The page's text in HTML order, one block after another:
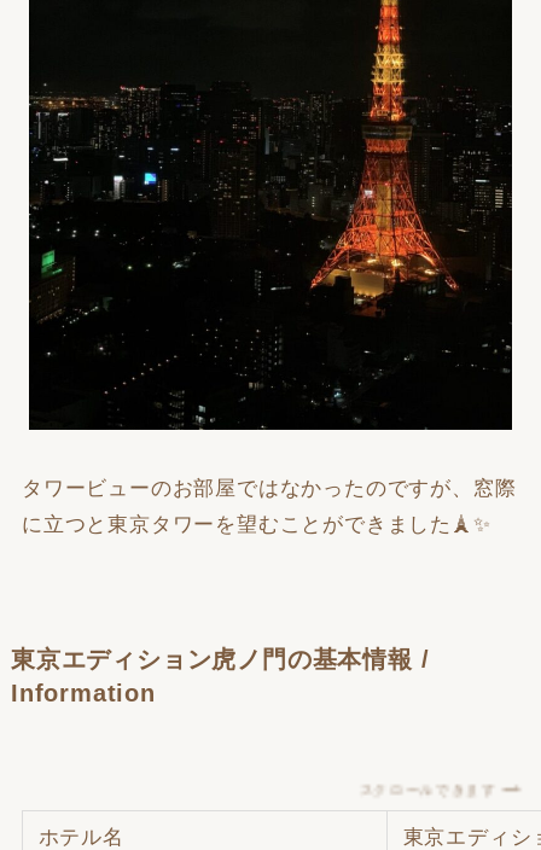
タワービューのお部屋ではなかったのですが、窓際
に立つと東京タワーを望むことができました🗼✨
東京エディション虎ノ門の基本情報 /
Information
スクロールできます
ホテル名 東京エディシ